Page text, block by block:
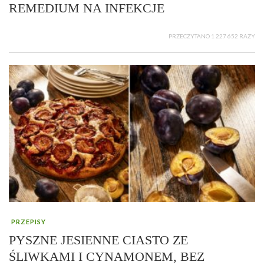
REMEDIUM NA INFEKCJE
PRZECZYTANO 1 227 652 RAZY
PRZEPISY
PYSZNE JESIENNE CIASTO ZE
ŚLIWKAMI I CYNAMONEM, BEZ